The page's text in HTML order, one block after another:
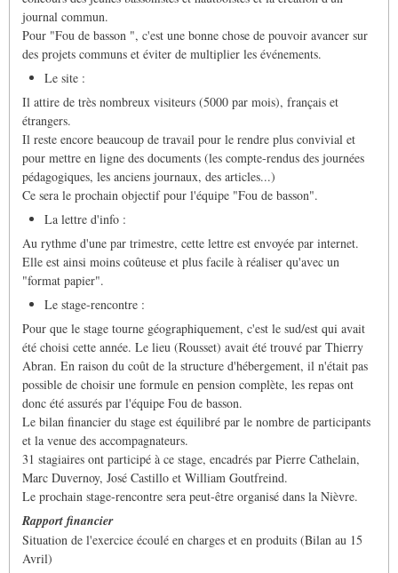
journal commun.
Pour "Fou de basson ", c'est une bonne chose de pouvoir avancer sur
des projets communs et éviter de multiplier les événements.
Le site :
Il attire de très nombreux visiteurs (5000 par mois), français et
étrangers.
Il reste encore beaucoup de travail pour le rendre plus convivial et
pour mettre en ligne des documents (les compte-rendus des journées
pédagogiques, les anciens journaux, des articles...)
Ce sera le prochain objectif pour l'équipe "Fou de basson".
La lettre d'info :
Au rythme d'une par trimestre, cette lettre est envoyée par internet.
Elle est ainsi moins coûteuse et plus facile à réaliser qu'avec un
"format papier".
Le stage-rencontre :
Pour que le stage tourne géographiquement, c'est le sud/est qui avait
été choisi cette année. Le lieu (Rousset) avait été trouvé par Thierry
Abran. En raison du coût de la structure d'hébergement, il n'était pas
possible de choisir une formule en pension complète, les repas ont
donc été assurés par l'équipe Fou de basson.
Le bilan financier du stage est équilibré par le nombre de participants
et la venue des accompagnateurs.
31 stagiaires ont participé à ce stage, encadrés par Pierre Cathelain,
Marc Duvernoy, José Castillo et William Goutfreind.
Le prochain stage-rencontre sera peut-être organisé dans la Nièvre.
Rapport financier
Situation de l'exercice écoulé en charges et en produits (Bilan au 15
Avril)